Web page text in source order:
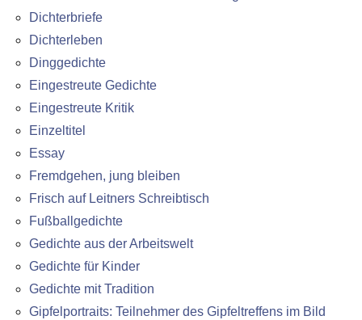
Dichterbriefe
Dichterleben
Dinggedichte
Eingestreute Gedichte
Eingestreute Kritik
Einzeltitel
Essay
Fremdgehen, jung bleiben
Frisch auf Leitners Schreibtisch
Fußballgedichte
Gedichte aus der Arbeitswelt
Gedichte für Kinder
Gedichte mit Tradition
Gipfelportraits: Teilnehmer des Gipfeltreffens im Bild